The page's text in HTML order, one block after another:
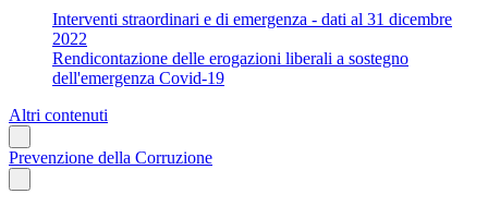
Interventi straordinari e di emergenza - dati al 31 dicembre
2022
Rendicontazione delle erogazioni liberali a sostegno
dell'emergenza Covid-19
Altri contenuti
Prevenzione della Corruzione